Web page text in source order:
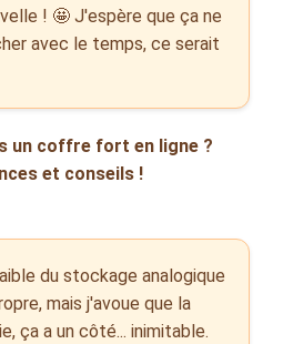
! 🤩 J'espère que ça ne
avec le temps, ce serait
un coffre fort en ligne ?
et conseils !
du stockage analogique
mais j'avoue que la
ça a un côté... inimitable.